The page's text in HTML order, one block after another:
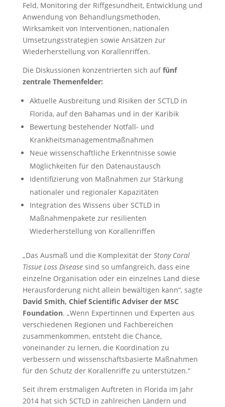
Feld, Monitoring der Riffgesundheit, Entwicklung und
Anwendung von Behandlungsmethoden,
Wirksamkeit von Interventionen, nationalen
Umsetzungsstrategien sowie Ansätzen zur
Wiederherstellung von Korallenriffen.
Die Diskussionen konzentrierten sich auffünf
zentrale Themenfelder:
Aktuelle Ausbreitung und Risiken der SCTLD in
Florida, auf den Bahamas und in der Karibik
Bewertung bestehender Notfall- und
Krankheitsmanagementmaßnahmen
Neue wissenschaftliche Erkenntnisse sowie
Möglichkeiten für den Datenaustausch
Identifizierung von Maßnahmen zur Stärkung
nationaler und regionaler Kapazitäten
Integration des Wissens über SCTLD in
Maßnahmenpakete zur resilienten
Wiederherstellung von Korallenriffen
„Das Ausmaß und die Komplexität der Stony Coral
Tissue Loss Diseasesind so umfangreich, dass eine
einzelne Organisation oder ein einzelnes Land diese
Herausforderung nicht allein bewältigen kann“, sagte
David Smith, Chief Scientific Adviser der MSC
Foundation. „Wenn Expertinnen und Experten aus
verschiedenen Regionen und Fachbereichen
zusammenkommen, entsteht die Chance,
voneinander zu lernen, die Koordination zu
verbessern und wissenschaftsbasierte Maßnahmen
für den Schutz der Korallenriffe zu unterstützen.“
Seit ihrem erstmaligen Auftreten in Florida im Jahr
2014 hat sich SCTLD in zahlreichen Ländern und